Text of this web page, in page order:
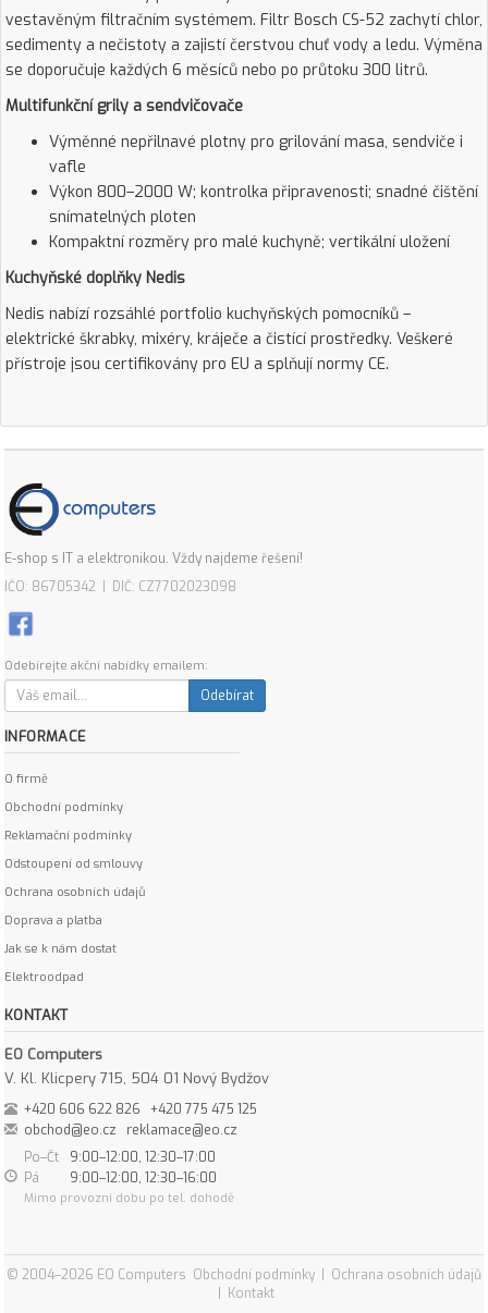
vestavěným filtračním systémem. Filtr Bosch CS-52 zachytí chlor,
sedimenty a nečistoty a zajistí čerstvou chuť vody a ledu. Výměna
se doporučuje každých 6 měsíců nebo po průtoku 300 litrů.
Multifunkční grily a sendvičovače
Výměnné nepřilnavé plotny pro grilování masa, sendviče i
vafle
Výkon 800–2000 W; kontrolka připravenosti; snadné čištění
snímatelných ploten
Kompaktní rozměry pro malé kuchyně; vertikální uložení
Kuchyňské doplňky Nedis
Nedis nabízí rozsáhlé portfolio kuchyňských pomocníků –
elektrické škrabky, mixéry, kráječe a čistící prostředky. Veškeré
přístroje jsou certifikovány pro EU a splňují normy CE.
E-shop s IT a elektronikou. Vždy najdeme řešení!
IČO: 86705342 | DIČ: CZ7702023098
Odebírejte akční nabídky emailem:
Odebírat
INFORMACE
O firmě
Obchodní podmínky
Reklamační podmínky
Odstoupení od smlouvy
Ochrana osobních údajů
Doprava a platba
Jak se k nám dostat
Elektroodpad
KONTAKT
EO Computers
V. Kl. Klicpery 715, 504 01 Nový Bydžov
+420 606 622 826
+420 775 475 125
obchod@eo.cz
reklamace@eo.cz
Po–Čt
9:00–12:00, 12:30–17:00
Pá
9:00–12:00, 12:30–16:00
Mimo provozní dobu po tel. dohodě
© 2004–2026 EO Computers Obchodní podmínky
Ochrana osobních údajů
Kontakt